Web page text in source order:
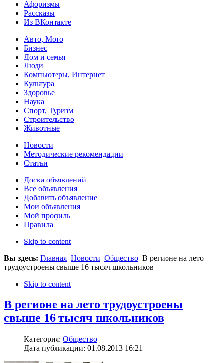
Афоризмы
Рассказы
Из ВКонтакте
Авто, Мото
Бизнес
Дом и семья
Люди
Компьютеры, Интернет
Культура
Здоровье
Наука
Спорт, Туризм
Строительство
Животные
Новости
Методические рекомендации
Статьи
Доска объявлений
Все объявления
Добавить объявление
Мои объявления
Мой профиль
Правила
Skip to content
Вы здесь: Главная Новости Общество В регионе на лето
трудоустроены свыше 16 тысяч школьников
Skip to content
В регионе на лето трудоустроены
свыше 16 тысяч школьников
Категория: Общество
Дата публикации: 01.08.2013 16:21